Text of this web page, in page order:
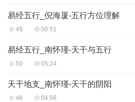
易经五行_倪海厦-五行方位理解
49 00:51
易经五行_南怀瑾-天干与五行
50 05:24
天干地支_南怀瑾-天干的阴阳
46 04:56